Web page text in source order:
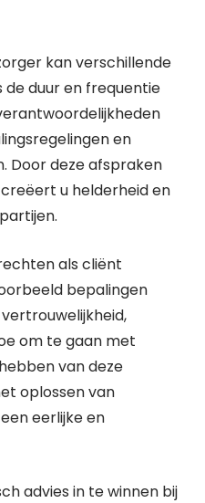
kan verschillende
duur en frequentie
en
Door deze afspraken
u helderheid en
als cliënt
bepalingen
om te gaan met
van deze
oplossen van
eerlijke en
advies in te winnen bij